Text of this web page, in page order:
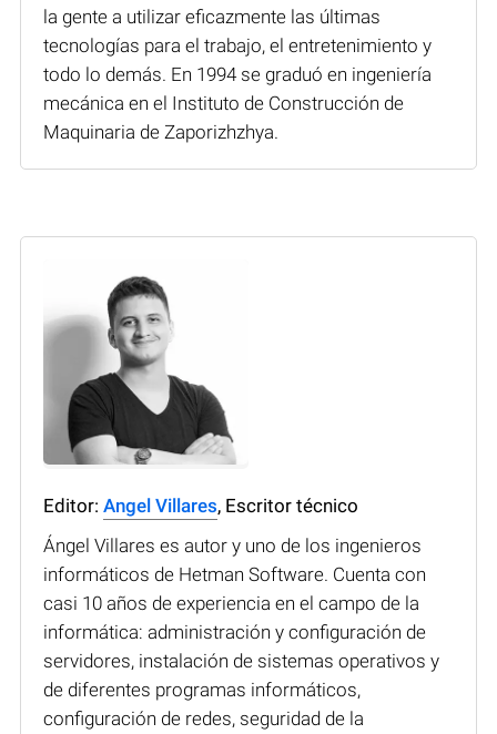
la gente a utilizar eficazmente las últimas
tecnologías para el trabajo, el entretenimiento y
todo lo demás. En 1994 se graduó en ingeniería
mecánica en el Instituto de Construcción de
Maquinaria de Zaporizhzhya.
Editor: Angel Villares, Escritor técnico
Ángel Villares es autor y uno de los ingenieros
informáticos de Hetman Software. Cuenta con
casi 10 años de experiencia en el campo de la
informática: administración y configuración de
servidores, instalación de sistemas operativos y
de diferentes programas informáticos,
configuración de redes, seguridad de la